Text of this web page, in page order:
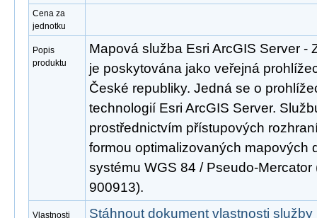
Cena za
jednotku
Popis
produktu
Mapová služba Esri ArcGIS Server -
je poskytována jako veřejná
České republiky. Jedná se o
technologií Esri ArcGIS Server.
prostřednictvím přístupových
formou optimalizovaných mapových
systému WGS 84 / Pseudo-
900913).
Vlastnosti
Stáhnout dokument vlastnosti služby